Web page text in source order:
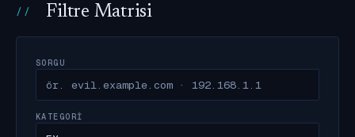
Filtre Matrisi
SORGU
KATEGORI